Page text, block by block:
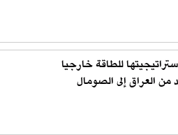
للطاقة خارجيا
من العراق إلى الصومال